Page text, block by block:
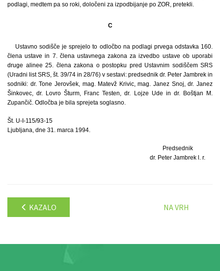
podlagi, medtem pa so roki, določeni za izpodbijanje po ZOR, pretekli.
C
Ustavno sodišče je sprejelo to odločbo na podlagi prvega odstavka 160.
člena ustave in 7. člena ustavnega zakona za izvedbo ustave ob uporabi
druge alinee 25. člena zakona o postopku pred Ustavnim sodiščem SRS
(Uradni list SRS, št. 39/74 in 28/76) v sestavi: predsednik dr. Peter Jambrek in
sodniki: dr. Tone Jerovšek, mag. Matevž Krivic, mag. Janez Snoj, dr. Janez
Šinkovec, dr. Lovro Šturm, Franc Testen, dr. Lojze Ude in dr. Boštjan M.
Zupančič. Odločba je bila sprejeta soglasno.
Št. U-I-115/93-15
Ljubljana, dne 31. marca 1994.
Predsednik
dr. Peter Jambrek l. r.
KAZALO NA VRH